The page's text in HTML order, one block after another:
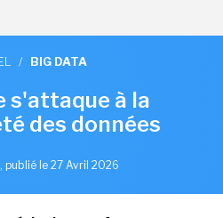
/ BIG DATA
s'attaque à la
des données
, publié le 27 Avril 2026